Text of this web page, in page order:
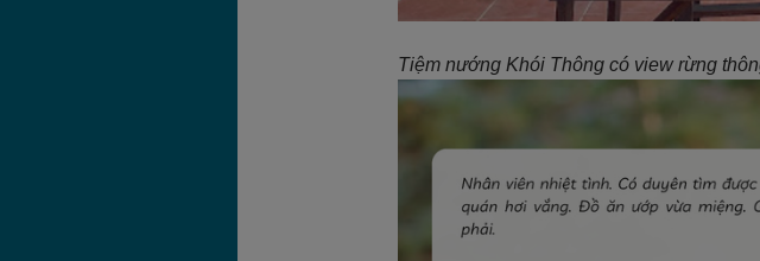
Tiệm nướng Khói Thông có view rừng